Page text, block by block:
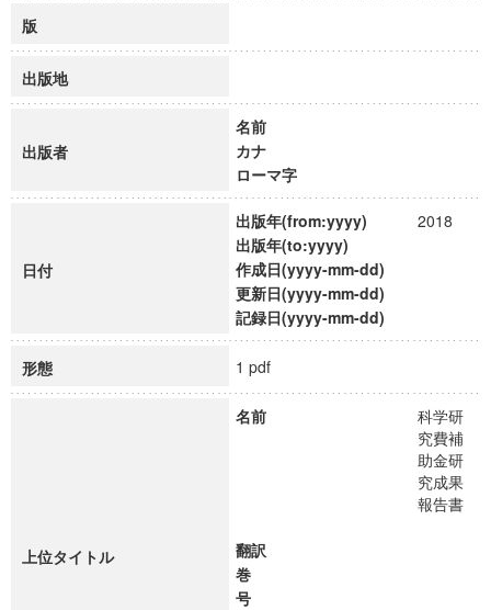
版
出版地
出版者
名前
カナ
ローマ字
日付
出版年(from:yyyy)
2018
出版年(to:yyyy)
作成日(yyyy-mm-dd)
更新日(yyyy-mm-dd)
記録日(yyyy-mm-dd)
形態 1 pdf
上位タイトル
名前
科学研
究費補
助金研
究成果
報告書
翻訳
巻
号